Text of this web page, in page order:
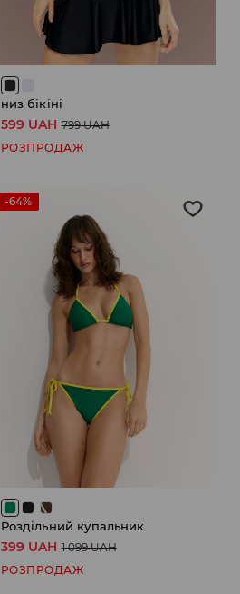
низ бікіні
599 UAH 799 UAH
РОЗПРОДАЖ
-64%
Роздільний купальник
399 UAH 1 099 UAH
РОЗПРОДАЖ